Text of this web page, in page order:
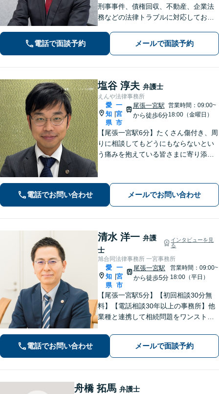
刑事事件、債権回収、不動産、企業法
務などの法律トラブルに対応しており
に、まずはご相談ください【事前予約
で休日・夜間面談可】
電話で面談予約 メールで面談予約
塩谷 淳夫 弁護士
えんや法律事務所
愛
知
県
|
一
宮
市
尾張一宮駅
から徒歩6分
営業時間：09:00~
18:00（金曜日）
【尾張一宮駅6分】たくさん傷付き、周
りに相談してもどうにもならないとい
う痛みを抱えている皆さまに寄り添
は2時間5500円】【完全個室】
電話でお問い合わせ メールでお問い合わせ
清水 洋一 弁護
士
インタビューを見
る
旭合同法律事務所 一宮事務所
愛
知
県
|
一
宮
市
尾張一宮駅
から徒歩5分
営業時間：09:00~
18:00（平日）
【尾張一宮駅5分】【初回相談30分無
料】【電話相談30年以上の事務所】他
業種と連携して相続問題をワンストッ
可」離婚問題はオーダーメイドの解決
策を提案「養育費未払など離婚後のご
相談にも対応」【休日夜間相談可】
電話でお問い合わせ メールで面談予約
舟橋 拓馬 弁護士